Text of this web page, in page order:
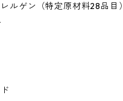
ルゲン（特定原材料28品目）